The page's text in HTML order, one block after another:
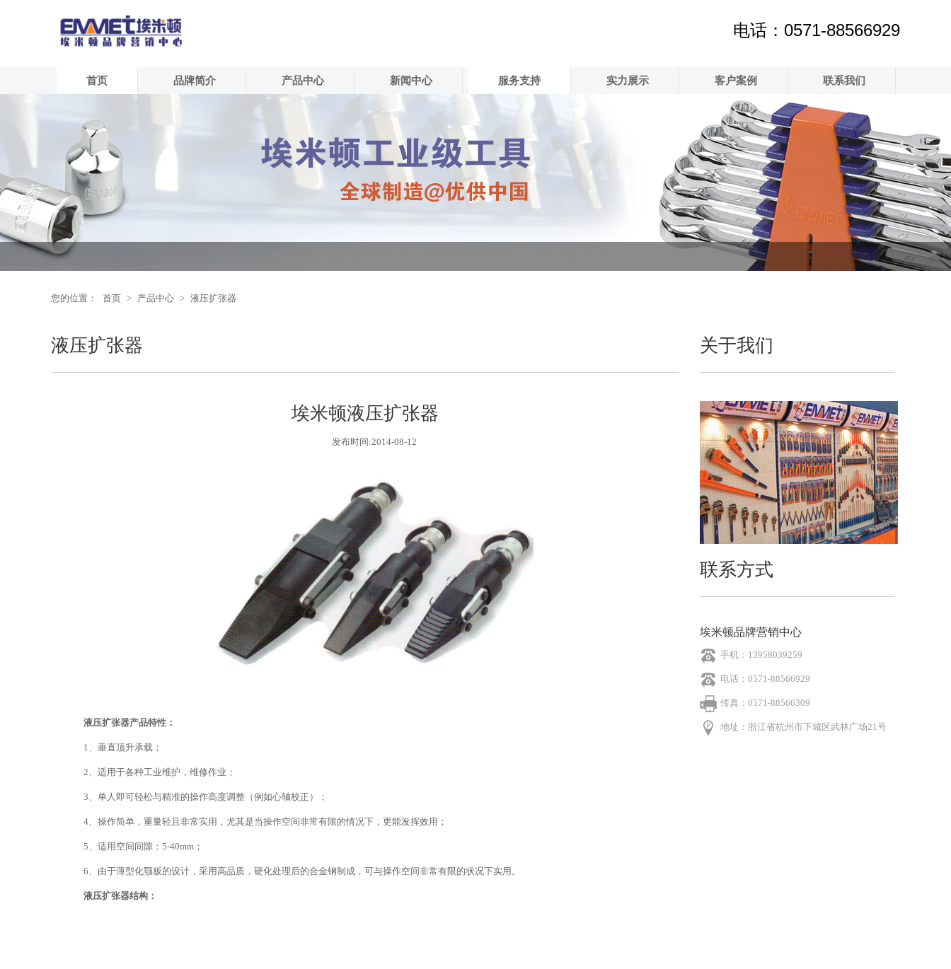
电话：0571-88566929
首页 品牌简介 产品中心 新闻中心 服务支持 实力展示 客户案例 联系我们
您的位置： 首页 > 产品中心 > 液压扩张器
液压扩张器
埃米顿液压扩张器
发布时间:2014-08-12
液压扩张器产品特性：
1、垂直顶升承载；
2、适用于各种工业维护，维修作业；
3、单人即可轻松与精准的操作高度调整（例如心轴校正）；
4、操作简单，重量轻且非常实用，尤其是当操作空间非常有限的情况下，更能发挥效用；
5、适用空间间隙：5-40mm；
6、由于薄型化颚板的设计，采用高品质，硬化处理后的合金钢制成，可与操作空间非常有限的状况下实用。
液压扩张器结构：
关于我们
联系方式
埃米顿品牌营销中心
手机：13958039259
电话：0571-88566929
传真：0571-88566309
地址：浙江省杭州市下城区武林广场21号